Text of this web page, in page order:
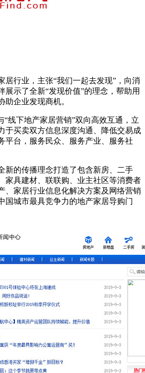
居行业，主张“我们一起去发现”，向消
展示了全新“发现价值”的理念，帮助用
助企业发现商机。
“线下地产家居营销”双向高效互通，立
于买卖双方信息深度沟通、降低交易成
平台，服务民众、服务产业、服务社
新的传播理念打造了包含新房、二手
家具建材、联联购、业主社区等消费者
、家居行业信息化解决方案及网络营销
国城市最具竞争力的地产家居导购门